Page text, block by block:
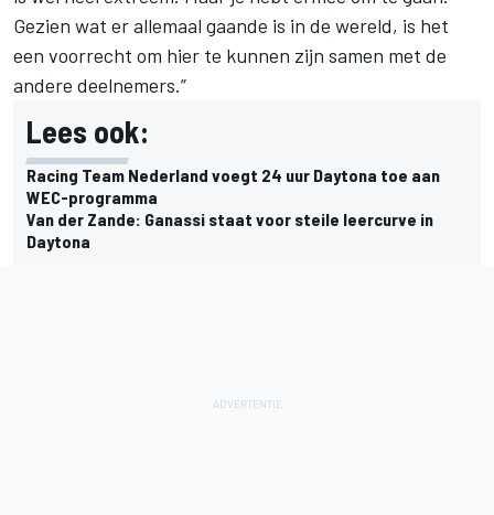
Gezien wat er allemaal gaande is in de wereld, is het
een voorrecht om hier te kunnen zijn samen met de
andere deelnemers.”
Lees ook:
Racing Team Nederland voegt 24 uur Daytona toe aan
WEC-programma
Van der Zande: Ganassi staat voor steile leercurve in
Daytona